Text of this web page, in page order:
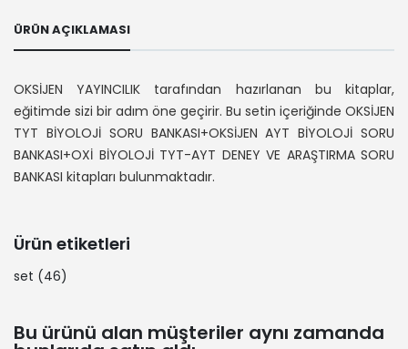
ÜRÜN AÇIKLAMASI
OKSİJEN YAYINCILIK tarafından hazırlanan bu kitaplar,
eğitimde sizi bir adım öne geçirir. Bu setin içeriğinde OKSİJEN
TYT BİYOLOJİ SORU BANKASI+OKSİJEN AYT BİYOLOJİ SORU
BANKASI+OXİ BİYOLOJİ TYT-AYT DENEY VE ARAŞTIRMA SORU
BANKASI kitapları bulunmaktadır.
Ürün etiketleri
set (46)
Bu ürünü alan müşteriler aynı zamanda